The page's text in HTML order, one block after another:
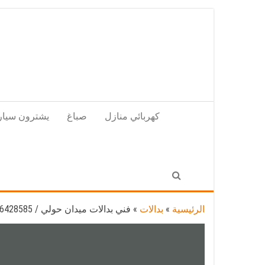
يشترون صباغ كهربائي منازل
الرئيسية » بدالات » فني بدالات ميدان حولي / 66428585 / متخصص تركيب صيانة بدالات ميدان حولي